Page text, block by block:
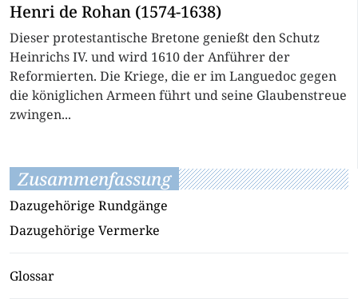
Henri de Rohan (1574-1638)
Dieser protestantische Bretone genießt den Schutz
Heinrichs IV. und wird 1610 der Anführer der
Reformierten. Die Kriege, die er im Languedoc gegen
die königlichen Armeen führt und seine Glaubenstreue
zwingen...
Zusammenfassung
Dazugehörige Rundgänge
Dazugehörige Vermerke
Glossar